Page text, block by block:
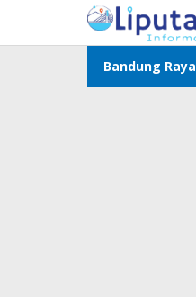
konten
Bandung Raya